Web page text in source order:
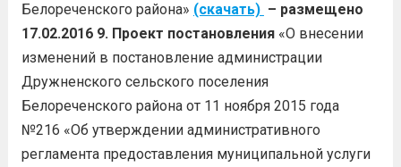
Белореченского района» (скачать) – размещено
17.02.2016 9. Проект постановления«О внесении
изменений в постановление администрации
Дружненского сельского поселения
Белореченского района от 11 ноября 2015 года
№216 «Об утверждении административного
регламента предоставления муниципальной услуги